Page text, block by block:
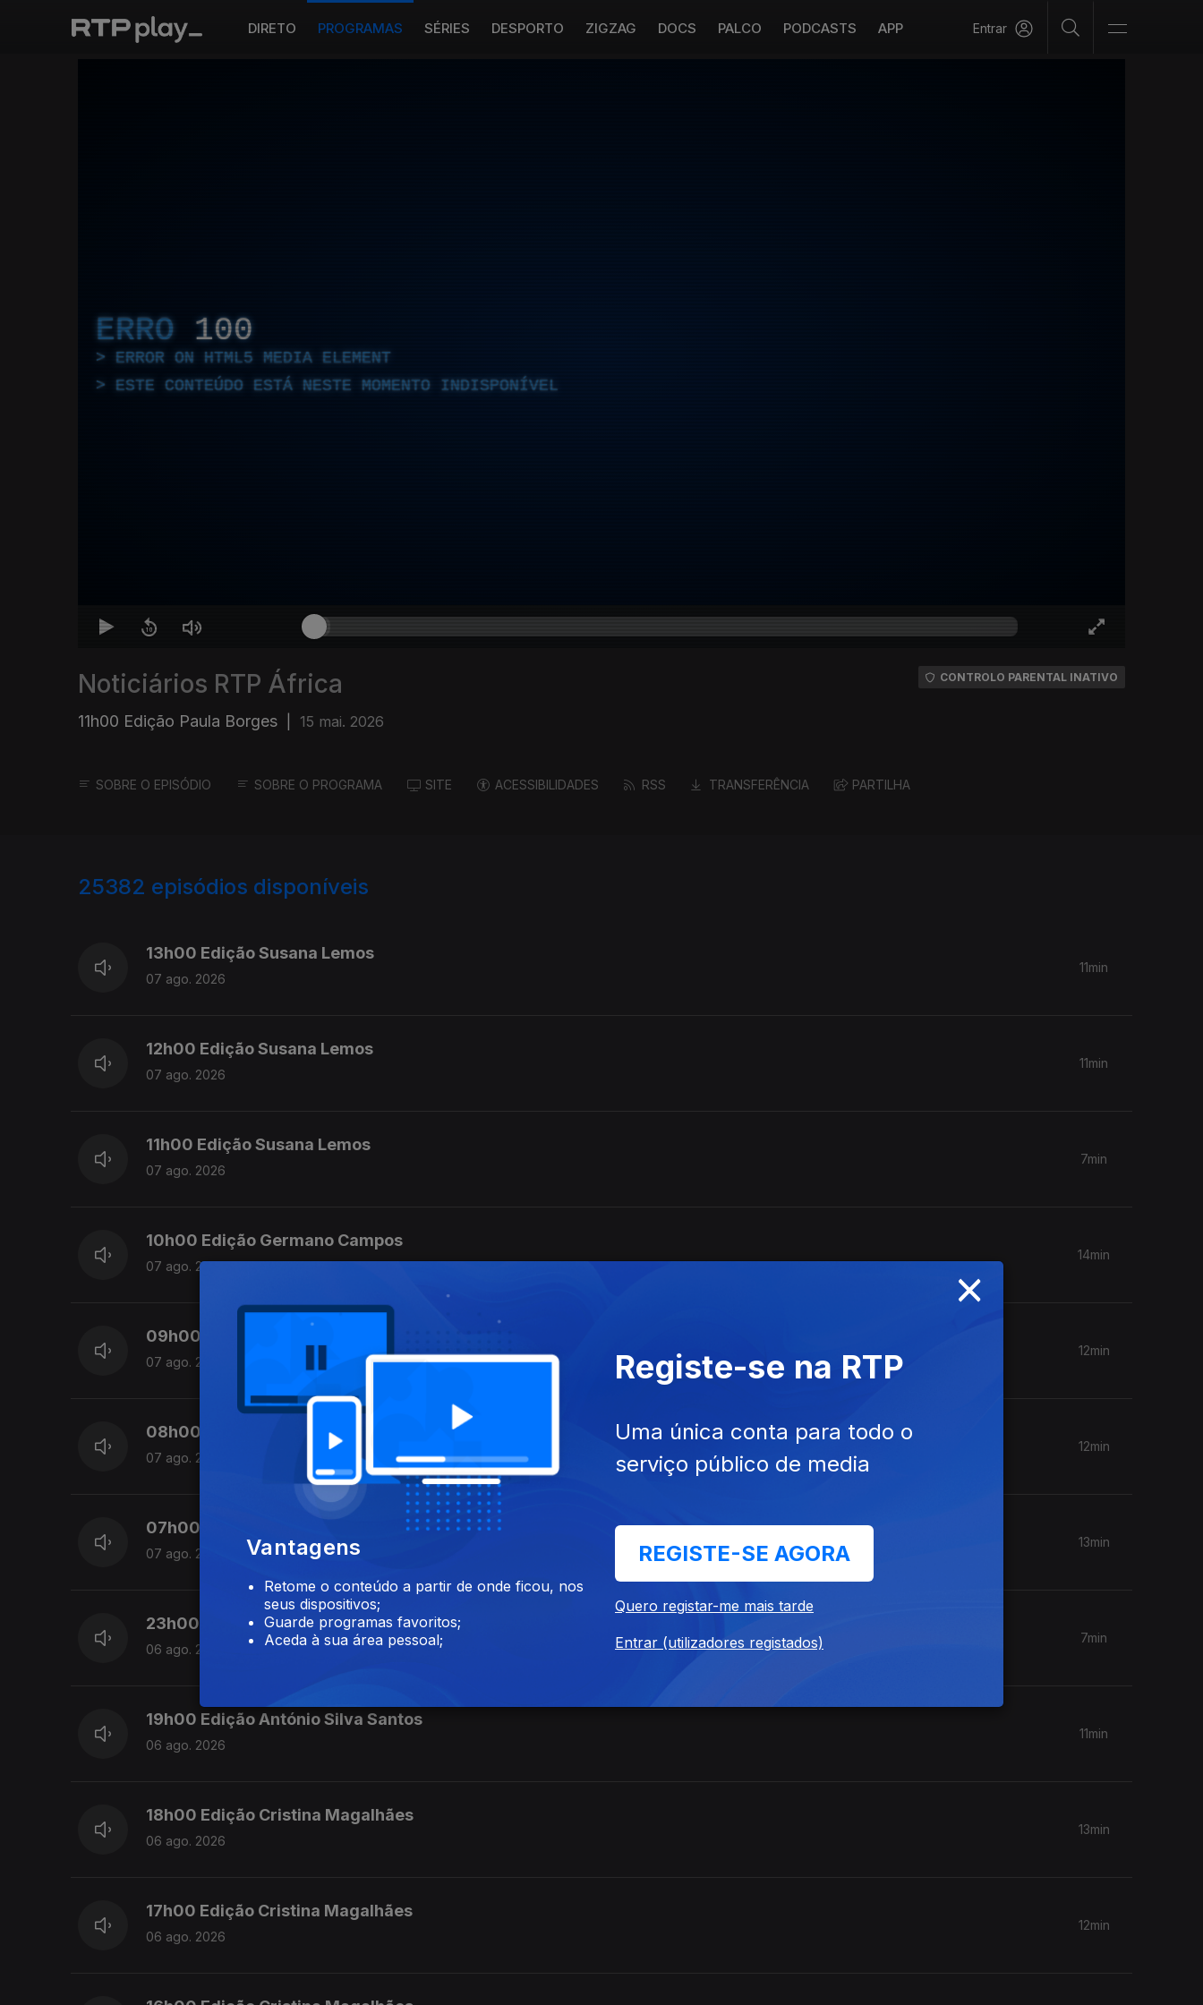
DIRETO PROGRAMAS SÉRIES DESPORTO ZIGZAG DOCS PALCO PODCASTS APP Entrar
ERRO 100
ERROR ON HTML5 MEDIA ELEMENT
ESTE CONTEÚDO ESTÁ NESTE MOMENTO INDISPONÍVEL
Noticiários RTP África
11h00 Edição Paula Borges 15 mai. 2026
CONTROLO PARENTAL INATIVO
SOBRE O EPISÓDIO SOBRE O PROGRAMA SITE ACESSIBILIDADES RSS TRANSFERÊNCIA PARTILHA
25382 episódios disponíveis
13h00 Edição Susana Lemos
07 ago. 2026
11min
12h00 Edição Susana Lemos
07 ago. 2026
11min
11h00 Edição Susana Lemos
07 ago. 2026
7min
10h00 Edição Germano Campos
07 ago. 2026
14min
09h00 Edição Germano Campos
07 ago. 2026
12min
08h00 Edição Germano Campos
07 ago. 2026
12min
07h00 Edição Germano Campos
07 ago. 2026
13min
23h00 Edição Gaelle de Castro
06 ago. 2026
7min
19h00 Edição António Silva Santos
06 ago. 2026
11min
18h00 Edição Cristina Magalhães
06 ago. 2026
13min
17h00 Edição Cristina Magalhães
06 ago. 2026
12min
×
Vantagens
Retome o conteúdo a partir de onde ficou, nos
seus dispositivos;
Guarde programas favoritos;
Aceda à sua área pessoal;
Registe-se na RTP
Uma única conta para todo o
serviço público de media
REGISTE-SE AGORA
Quero registar-me mais tarde
Entrar (utilizadores registados)